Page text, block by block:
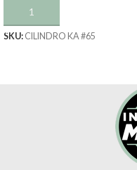
AÑADIR AL CARRITO
SKU: CILINDRO KA #65